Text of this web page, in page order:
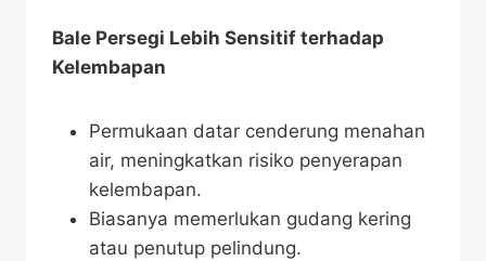
Bale Persegi Lebih Sensitif terhadap
Kelembapan
Permukaan datar cenderung menahan
air, meningkatkan risiko penyerapan
kelembapan.
Biasanya memerlukan gudang kering
atau penutup pelindung.